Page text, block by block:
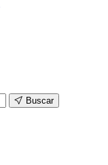
Buscar